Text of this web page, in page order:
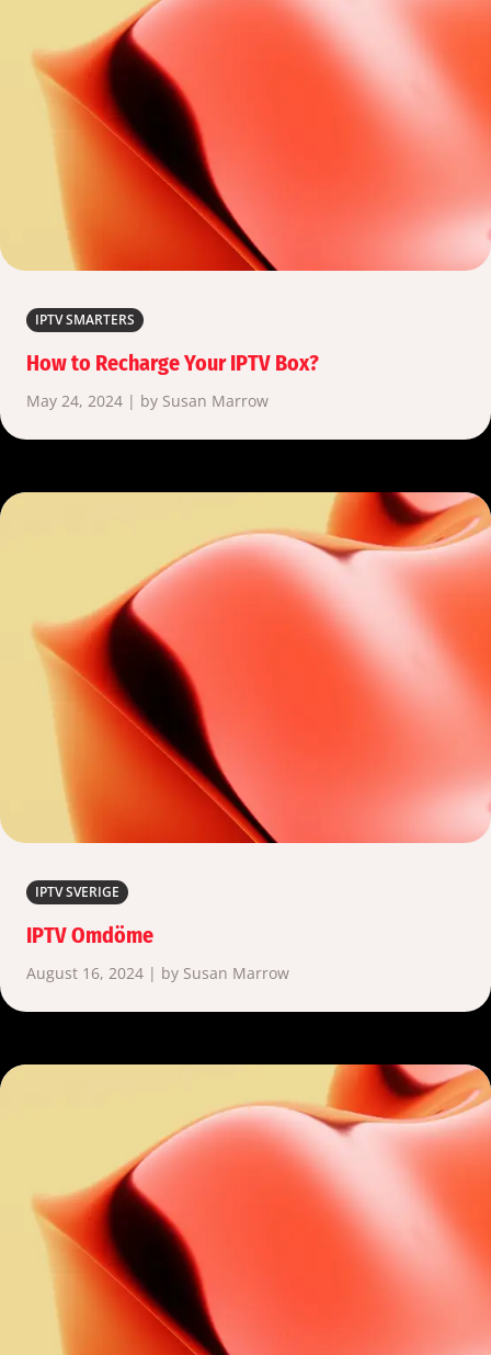
IPTV SMARTERS
How to Recharge Your IPTV Box?
May 24, 2024 | by Susan Marrow
IPTV SVERIGE
IPTV Omdöme
August 16, 2024 | by Susan Marrow